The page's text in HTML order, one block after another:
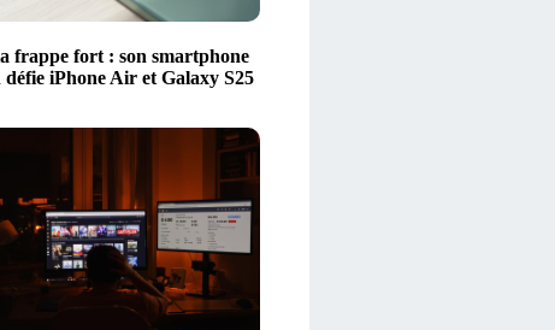
frappe fort : son smartphone
iPhone Air et Galaxy S25